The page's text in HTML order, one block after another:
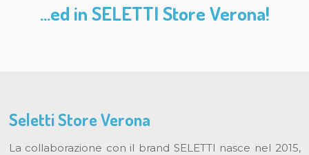
...ed in SELETTI Store Verona!
Seletti Store Verona
La collaborazione con il brand SELETTI nasce nel 2015,